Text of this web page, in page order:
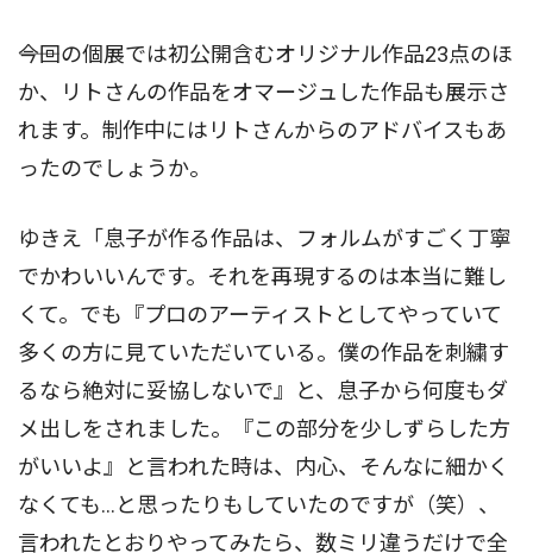
――今回の個展では初公開含むオリジナル作品23点のほ
か、リトさんの作品をオマージュした作品も展示さ
れます。制作中にはリトさんからのアドバイスもあ
ったのでしょうか。
ゆきえ「息子が作る作品は、フォルムがすごく丁寧
でかわいいんです。それを再現するのは本当に難し
くて。でも『プロのアーティストとしてやっていて
多くの方に見ていただいている。僕の作品を刺繍す
るなら絶対に妥協しないで』と、息子から何度もダ
メ出しをされました。『この部分を少しずらした方
がいいよ』と言われた時は、内心、そんなに細かく
なくても…と思ったりもしていたのですが（笑）、
言われたとおりやってみたら、数ミリ違うだけで全